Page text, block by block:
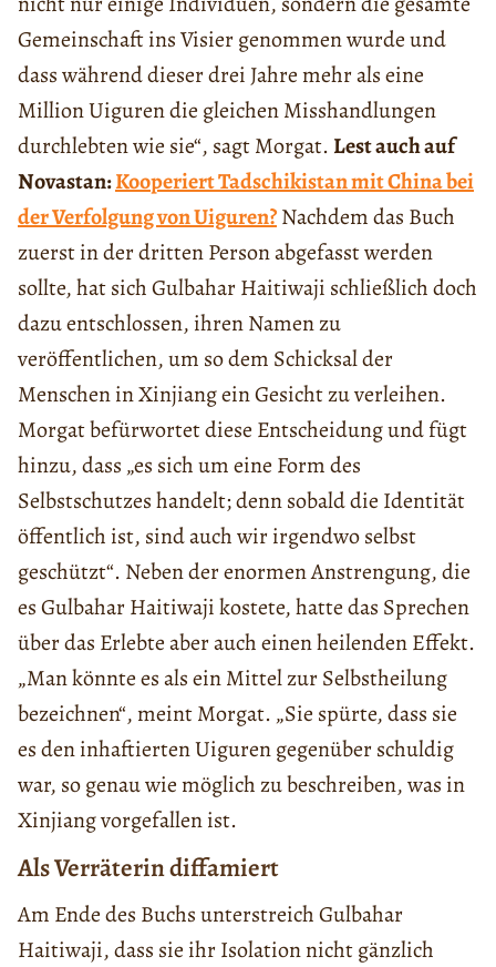
Gemeinschaft ins Visier genommen wurde und
dass während dieser drei Jahre mehr als eine
Million Uiguren die gleichen Misshandlungen
durchlebten wie sie“, sagt Morgat. Lest auch auf
Novastan:Kooperiert Tadschikistan mit China bei
der Verfolgung von Uiguren?Nachdem das Buch
zuerst in der dritten Person abgefasst werden
sollte, hat sich Gulbahar Haitiwaji schließlich doch
dazu entschlossen, ihren Namen zu
veröffentlichen, um so dem Schicksal der
Menschen in Xinjiang ein Gesicht zu verleihen.
Morgat befürwortet diese Entscheidung und fügt
hinzu, dass „es sich um eine Form des
Selbstschutzes handelt; denn sobald die Identität
öffentlich ist, sind auch wir irgendwo selbst
geschützt“. Neben der enormen Anstrengung, die
es Gulbahar Haitiwaji kostete, hatte das Sprechen
über das Erlebte aber auch einen heilenden Effekt.
„Man könnte es als ein Mittel zur Selbstheilung
bezeichnen“, meint Morgat. „Sie spürte, dass sie
es den inhaftierten Uiguren gegenüber schuldig
war, so genau wie möglich zu beschreiben, was in
Xinjiang vorgefallen ist.
Als Verräterin diffamiert
Am Ende des Buchs unterstreich Gulbahar
Haitiwaji, dass sie ihr Isolation nicht gänzlich